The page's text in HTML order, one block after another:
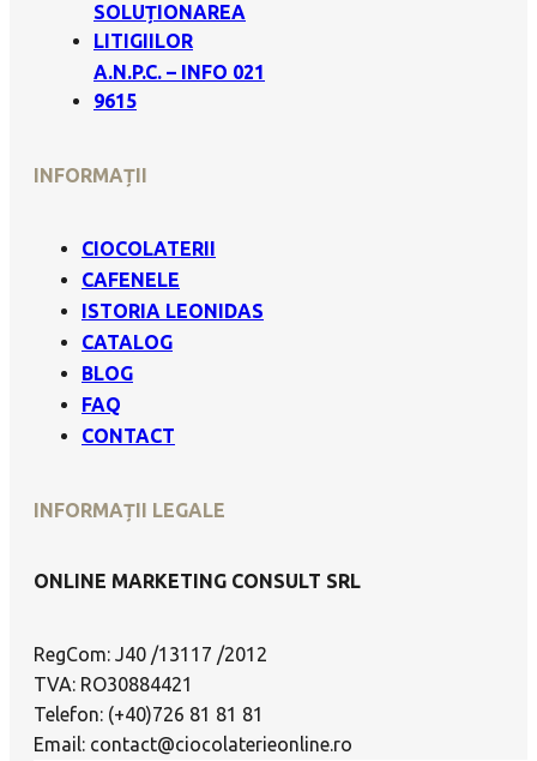
SOLUȚIONAREA
LITIGIILOR
A.N.P.C. – INFO 021
9615
INFORMAȚII
CIOCOLATERII
CAFENELE
ISTORIA LEONIDAS
CATALOG
BLOG
FAQ
CONTACT
INFORMAȚII LEGALE
ONLINE MARKETING CONSULT SRL
RegCom: J40 /13117 /2012
TVA: RO30884421
Telefon: (+40)726 81 81 81
Email: contact@ciocolaterieonline.ro